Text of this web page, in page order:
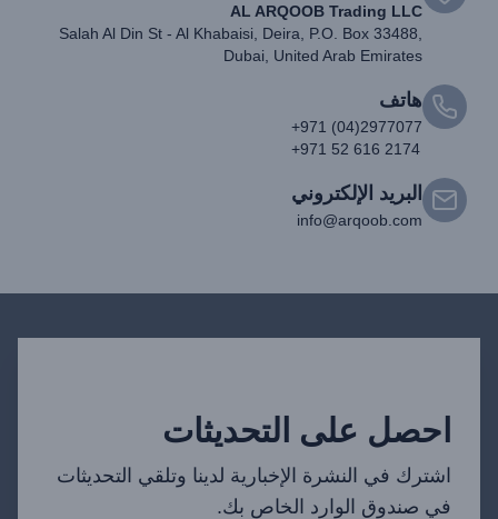
AL ARQOOB Trading LLC
Salah Al Din St - Al Khabaisi, Deira, P.O. Box 33488,
Dubai, United Arab Emirates
هاتف
+971 (04)2977077
+971 52 616 2174
البريد الإلكتروني
info@arqoob.com
احصل على التحديثات
اشترك في النشرة الإخبارية لدينا وتلقي التحديثات
في صندوق الوارد الخاص بك.